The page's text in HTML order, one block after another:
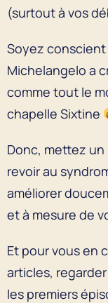
(surtout à vos
Soyez
Michelangelo a
comme tout le
chapelle Sixtine
Donc, mettez
revoir au
améliorer
et à mesure de
Et pour vous en
articles,
les premiers